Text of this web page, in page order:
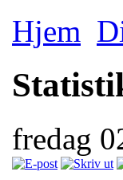
Hjem
fredag